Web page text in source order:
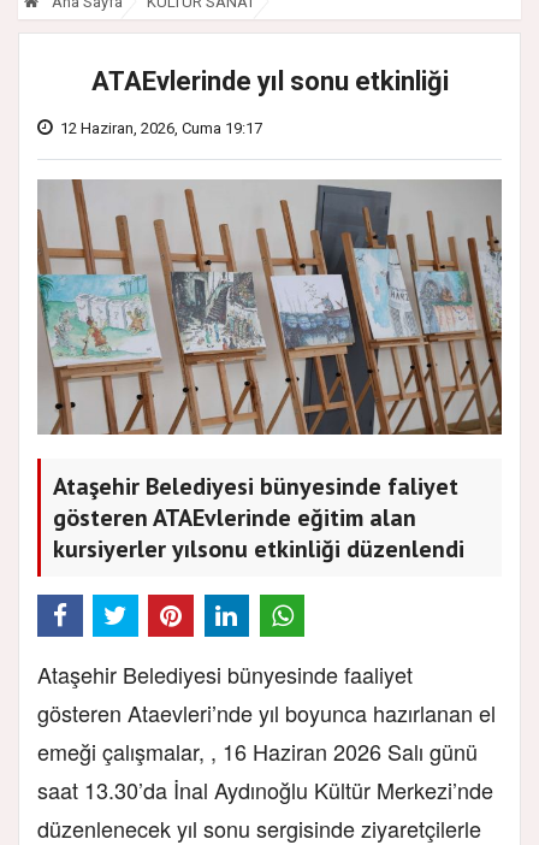
ATAEvlerinde yıl sonu etkinliği
12 Haziran, 2026, Cuma 19:17
Ataşehir Belediyesi bünyesinde faliyet
gösteren ATAEvlerinde eğitim alan
kursiyerler yılsonu etkinliği düzenlendi
Ataşehir Belediyesi bünyesinde faaliyet
gösteren Ataevleri’nde yıl boyunca hazırlanan el
emeği çalışmalar, , 16 Haziran 2026 Salı günü
saat 13.30’da İnal Aydınoğlu Kültür Merkezi’nde
düzenlenecek yıl sonu sergisinde ziyaretçilerle